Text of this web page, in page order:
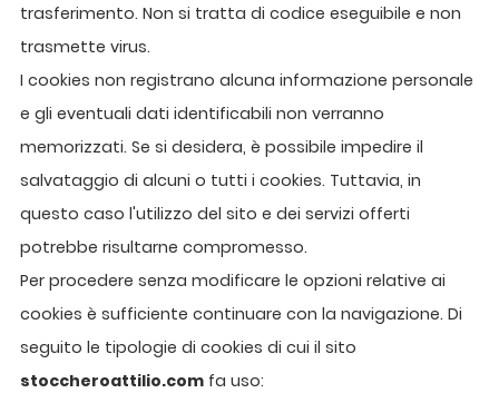
trasferimento. Non si tratta di codice eseguibile e non
trasmette virus.
I cookies non registrano alcuna informazione personale
e gli eventuali dati identificabili non verranno
memorizzati. Se si desidera, è possibile impedire il
salvataggio di alcuni o tutti i cookies. Tuttavia, in
questo caso l'utilizzo del sito e dei servizi offerti
potrebbe risultarne compromesso.
Per procedere senza modificare le opzioni relative ai
cookies è sufficiente continuare con la navigazione. Di
seguito le tipologie di cookies di cui il sito
stoccheroattilio.comfa uso: